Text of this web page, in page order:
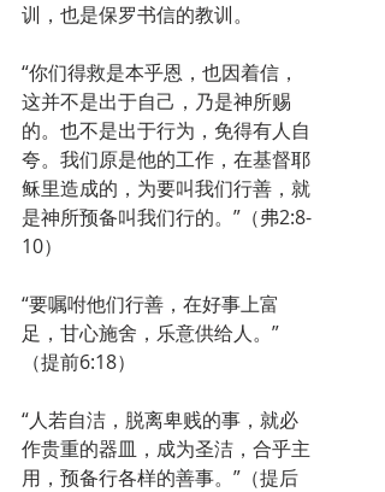
训，也是保罗书信的教训。
“你们得救是本乎恩，也因着信，
这并不是出于自己，乃是神所赐
的。也不是出于行为，免得有人自
夸。我们原是他的工作，在基督耶
稣里造成的，为要叫我们行善，就
是神所预备叫我们行的。”（弗2:8-
10）
“要嘱咐他们行善，在好事上富
足，甘心施舍，乐意供给人。”
（提前6:18）
“人若自洁，脱离卑贱的事，就必
作贵重的器皿，成为圣洁，合乎主
用，预备行各样的善事。”（提后